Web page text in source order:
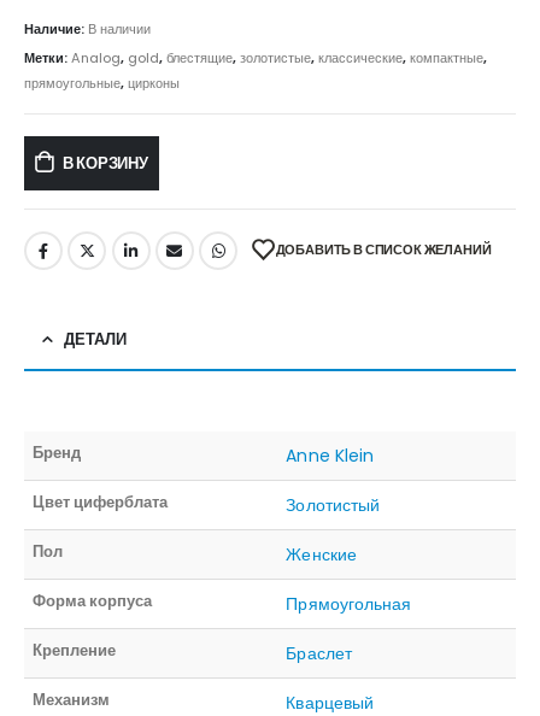
Наличие: В наличии
Метки:Analog, gold,блестящие,золотистые,классические,компактные,
прямоугольные,цирконы
В КОРЗИНУ
ДОБАВИТЬ В СПИСОК ЖЕЛАНИЙ
ДЕТАЛИ
Бренд Anne Klein
Цвет циферблата Золотистый
Пол Женские
Форма корпуса Прямоугольная
Крепление Браслет
Механизм Кварцевый